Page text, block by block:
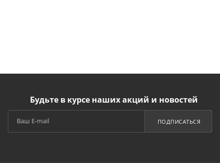
Будьте в курсе наших акций и новостей
ПОДПИСАТЬСЯ